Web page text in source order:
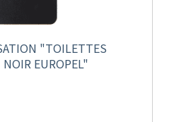
"TOILETTES
EUROPEL"